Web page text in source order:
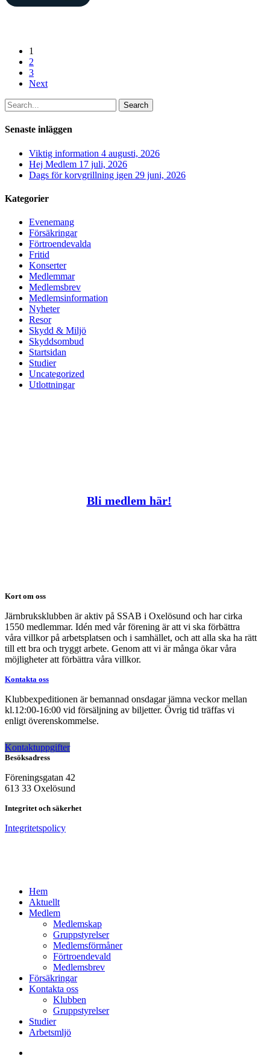
1
2
3
Next
Search
Senaste inläggen
Viktig information 4 augusti, 2026
Hej Medlem 17 juli, 2026
Dags för korvgrillning igen 29 juni, 2026
Kategorier
Evenemang
Försäkringar
Förtroendevalda
Fritid
Konserter
Medlemmar
Medlemsbrev
Medlemsinformation
Nyheter
Resor
Skydd & Miljö
Skyddsombud
Startsidan
Studier
Uncategorized
Utlottningar
Bli medlem här!
Kort om oss
Järnbruksklubben är aktiv på SSAB i Oxelösund och har cirka
1550 medlemmar. Idén med vår förening är att vi ska förbättra
våra villkor på arbetsplatsen och i samhället, och att alla ska ha rätt
till ett bra och tryggt arbete. Genom att vi är många ökar våra
möjligheter att förbättra våra villkor.
Kontakta oss
Klubbexpeditionen är bemannad onsdagar jämna veckor mellan
kl.12:00-16:00 vid försäljning av biljetter. Övrig tid träffas vi
enligt överenskommelse.
Kontaktuppgifter
Besöksadress
Föreningsgatan 42
613 33 Oxelösund
Integritet och säkerhet
Integritetspolicy
Close
Menu
Hem
Aktuellt
Medlem
Medlemskap
Gruppstyrelser
Medlemsförmåner
Förtroendevald
Medlemsbrev
Försäkringar
Kontakta oss
Klubben
Gruppstyrelser
Studier
Arbetsmljö